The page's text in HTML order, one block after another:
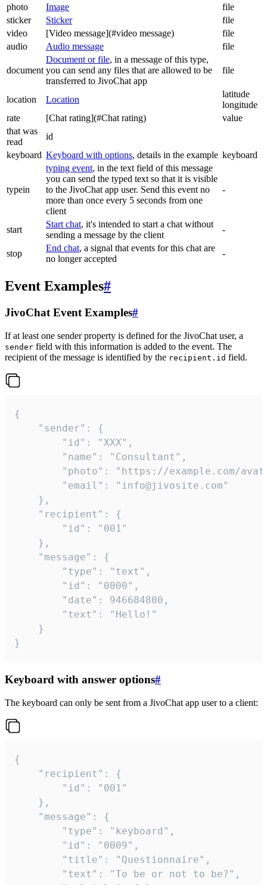
photo
Image
file
sticker
Sticker
file
video
[Video message](#video message)
file
audio
Audio message file
document
Document or file, in a message of this type,
you can send any files that are allowed to be
transferred to JivoChat app
file
location Location
latitude
longitude
rate
[Chat rating](#Chat rating)
value
that was
read
id
keyboard Keyboard with options, details in the example keyboard
typein
typing event, in the text field of this message
you can send the typed text so that it is visible
to the JivoChat app user. Send this event no
more than once every 5 seconds from one
client
-
start
Start chat, it's intended to start a chat without
sending a message by the client
-
stop
End chat, a signal that events for this chat are
no longer accepted
-
Event Examples#
JivoChat Event Examples#
If at least one sender property is defined for the JivoChat user, a
sender field with this information is added to the event. The
recipient of the message is identified by the recipient.id field.
{
}
Keyboard with answer options#
The keyboard can only be sent from a JivoChat app user to a client:
{